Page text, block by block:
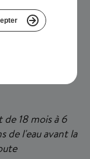
18 mois à 6
de l'eau avant la
et
améliorer
selon les
».
site ne
Ceux-ci
de
Si vous